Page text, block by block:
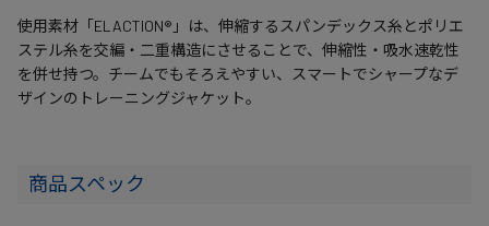
使用素材「ELACTION®」は、伸縮するスパンデックス糸とポリエ
ステル糸を交編・二重構造にさせることで、伸縮性・吸水速乾性
を併せ持つ。チームでもそろえやすい、スマートでシャープなデ
ザインのトレーニングジャケット。
商品スペック